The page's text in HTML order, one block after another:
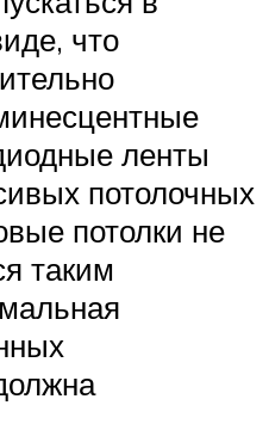
что
ленты
потолочных
потолки не
таким